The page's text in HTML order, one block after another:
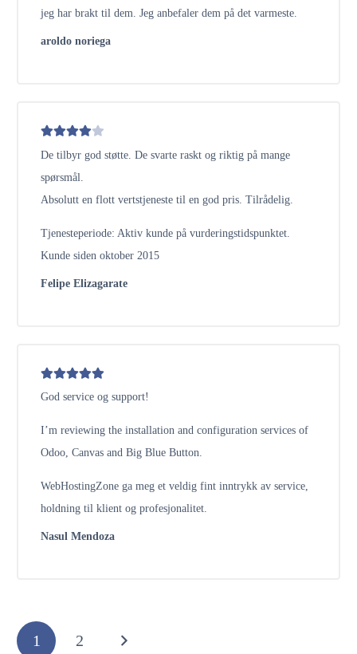
jeg har brakt til dem. Jeg anbefaler dem på det varmeste.
aroldo noriega
De tilbyr god støtte. De svarte raskt og riktig på mange
spørsmål.
Absolutt en flott vertstjeneste til en god pris. Tilrådelig.
Tjenesteperiode: Aktiv kunde på vurderingstidspunktet.
Kunde siden oktober 2015
Felipe Elizagarate
God service og support!
I’m reviewing the installation and configuration services of
Odoo, Canvas and Big Blue Button.
WebHostingZone ga meg et veldig fint inntrykk av service,
holdning til klient og profesjonalitet.
Nasul Mendoza
1 2